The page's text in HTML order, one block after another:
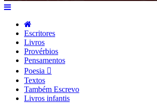
Escritores
Livros
Provérbios
Pensamentos
Poesia
Textos
Também Escrevo
Livros infantis